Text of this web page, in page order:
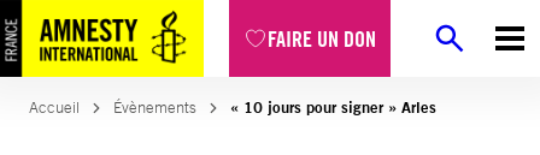
FAIRE UN DON
Accueil Évènements « 10 jours pour signer » Arles